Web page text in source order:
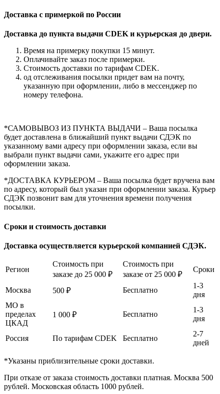
Доставка с примеркой по России
Доставка до пункта выдачи CDEK и курьерская до двери.
Время на примерку покупки 15 минут.
Оплачивайте заказ после примерки.
Стоимость доставки по тарифам CDEK.
од отслеживания посылки придет вам на почту,
указанную при оформлении, либо в мессенджер по
номеру телефона.
*САМОВЫВОЗ ИЗ ПУНКТА ВЫДАЧИ – Ваша посылка
будет доставлена в ближайший пункт выдачи СДЭК по
указанному вами адресу при оформлении заказа, если вы
выбрали пункт выдачи сами, укажите его адрес при
оформлении заказа.
*ДОСТАВКА КУРЬЕРОМ – Ваша посылка будет вручена вам
по адресу, который был указан при оформлении заказа. Курьер
СДЭК позвонит вам для уточнения времени получения
посылки.
Сроки и стоимость доставки
Доставка осуществляется курьерской компанией СДЭК.
Регион
Стоимость при
заказе до 25 000 ₽
Стоимость при
заказе от 25 000 ₽
Сроки
Москва 500 ₽ Бесплатно
1-3
дня
МО в
пределах
ЦКАД
1 000 ₽ Бесплатно
1-3
дня
Россия По тарифам CDEK Бесплатно
2-7
дней
*Указаны приблизительные сроки доставки.
При отказе от заказа стоимость доставки платная. Москва 500
рублей. Московская область 1000 рублей.